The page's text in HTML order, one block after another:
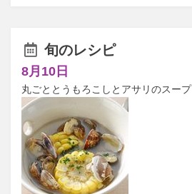
旬のレシピ
8月10日
丸ごととうもろこしとアサリのスープ